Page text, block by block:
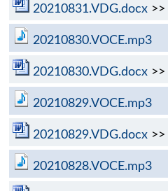
20210831.VDG.docx >>
20210830.VOCE.mp3
20210830.VDG.docx >>
20210829.VOCE.mp3
20210829.VDG.docx >>
20210828.VOCE.mp3